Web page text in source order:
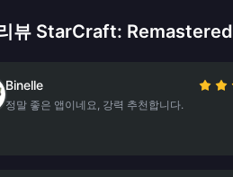
뷰 StarCraft: Remastered
Binelle
정말 좋은 앱이네요, 강력 추천합니다.